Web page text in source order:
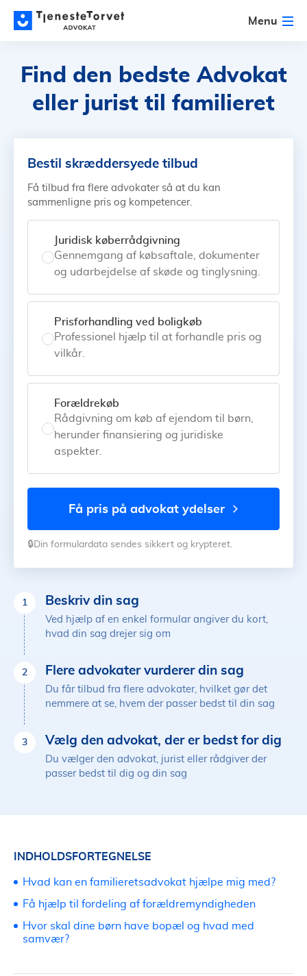
Menu
Find den bedste Advokat
eller jurist til familieret
Bestil skræddersyede tilbud
Få tilbud fra flere advokater så at du kan
sammenligne pris og kompetencer.
Juridisk køberrådgivning
Gennemgang af købsaftale, dokumenter
og udarbejdelse af skøde og tinglysning.
Prisforhandling ved boligkøb
Professionel hjælp til at forhandle pris og
vilkår.
Forældrekøb
Rådgivning om køb af ejendom til børn,
herunder finansiering og juridiske
aspekter.
få pris på advokat ydelser
🔒Din formulardata sendes sikkert og krypteret.
1 Beskriv din sag
Ved hjælp af en enkel formular angiver du kort,
hvad din sag drejer sig om
2 Flere advokater vurderer din sag
Du får tilbud fra flere advokater, hvilket gør det
nemmere at se, hvem der passer bedst til din sag
3 Vælg den advokat, der er bedst for dig
Du vælger den advokat, jurist eller rådgiver der
passer bedst til dig og din sag
INDHOLDSFORTEGNELSE
Hvad kan en familieretsadvokat hjælpe mig med?
Få hjælp til fordeling af forældremyndigheden
Hvor skal dine børn have bopæl og hvad med
samvær?